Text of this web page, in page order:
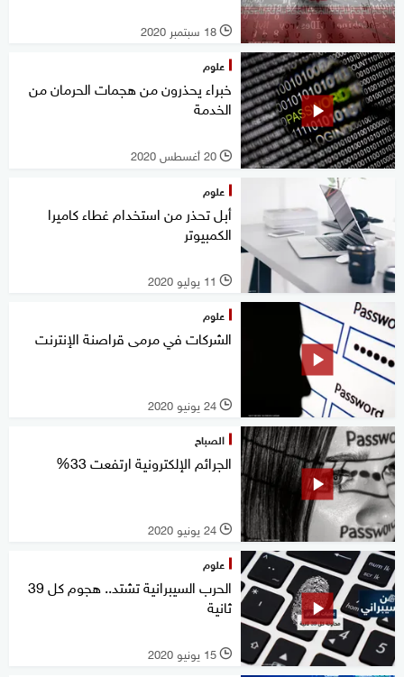
l 18 سبتمبر 2020
علوم
خبراء يحذرون من هجمات الحرمان من
الخدمة
l 20 أغسطس 2020
علوم
أبل تحذر من استخدام غطاء كاميرا
الكمبيوتر
l 11 يوليو 2020
علوم
الشركات في مرمى قراصنة الإنترنت
l 24 يونيو 2020
الصباح
الجرائم الإلكترونية ارتفعت 33%
l 24 يونيو 2020
علوم
الحرب السيبرانية تشتد.. هجوم كل 39
ثانية
l 15 يونيو 2020